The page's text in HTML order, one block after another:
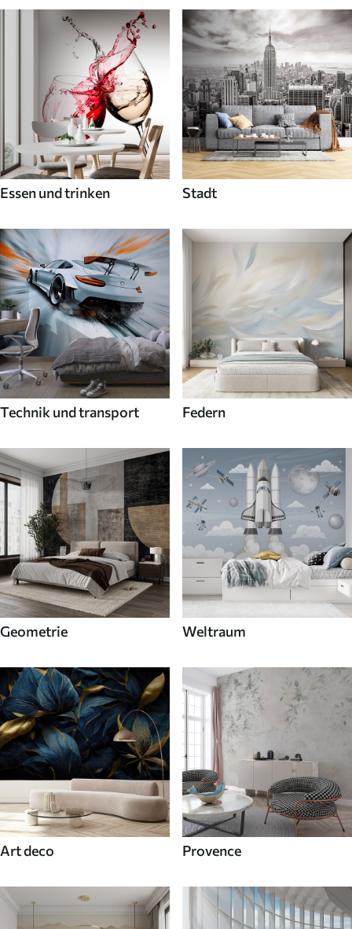
Essen und trinken Stadt
Technik und transport Federn
Geometrie Weltraum
Art deco Provence